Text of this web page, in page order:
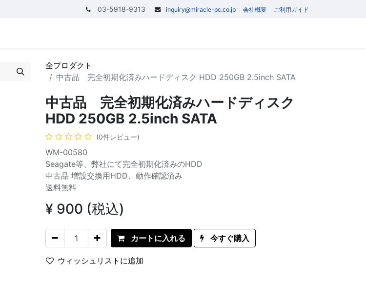
03-5918-9313 inquiry@miracle-pc.co.jp 会社概要 ご利用ガイド
全プロダクト
中古品 完全初期化済みハードディスク HDD 250GB 2.5inch SATA
中古品 完全初期化済みハードディスク
HDD 250GB 2.5inch SATA
(0件レビュー)
WM-00580
Seagate等、弊社にて完全初期化済みのHDD
中古品 増設交換用HDD、動作確認済み
送料無料
¥ 900 (税込)
カートに入れる 今すぐ購入
ウィッシュリストに追加